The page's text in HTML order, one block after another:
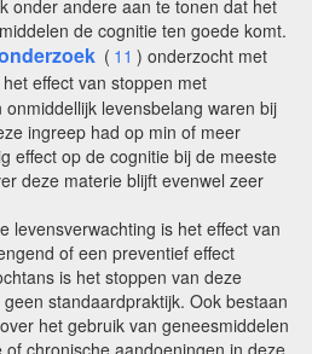
onder andere aan te tonen dat het
de cognitie ten goede komt.
( 11 ) onderzocht met
het effect van stoppen met
levensbelang waren bij
ingreep had op min of meer
effect op de cognitie bij de meeste
deze materie blijft evenwel zeer
levensverwachting is het effect van
of een preventief effect
is het stoppen van deze
standaardpraktijk. Ook bestaan
het gebruik van geneesmiddelen